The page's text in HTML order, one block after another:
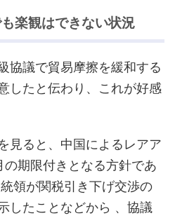
楽観はできない状況
協議で貿易摩擦を緩和する
したと伝わり、これが好感
見ると、中国によるレアア
期限付きとなる方針であ
領が関税引き下げ交渉の
したことなどから 、協議